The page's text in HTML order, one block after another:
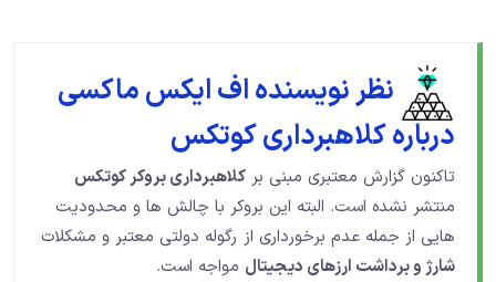
نظر نویسنده اف ایکس ماکسی
درباره کلاهبرداری کوتکس
تاکنون گزارش معتبری مبنی بر کلاهبرداری بروکر کوتکس
منتشر نشده است. البته این بروکر با چالش ها و محدودیت
هایی از جمله عدم برخورداری از رگوله دولتی معتبر و مشکلات
شارژ و برداشت ارزهای دیجیتال مواجه است.